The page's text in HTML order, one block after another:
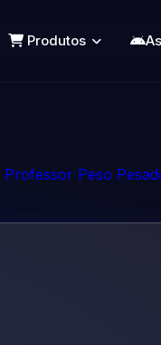
Produtos
Professor Peso